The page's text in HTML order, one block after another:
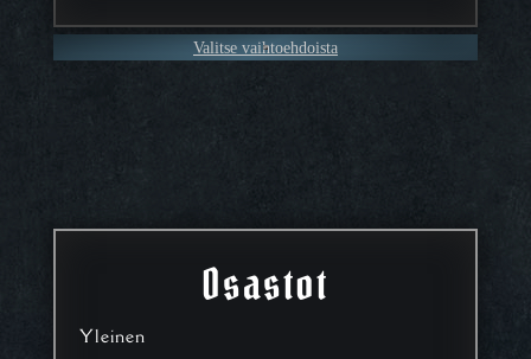
Osastot
Yleinen
Valitse vaihtoehdoista